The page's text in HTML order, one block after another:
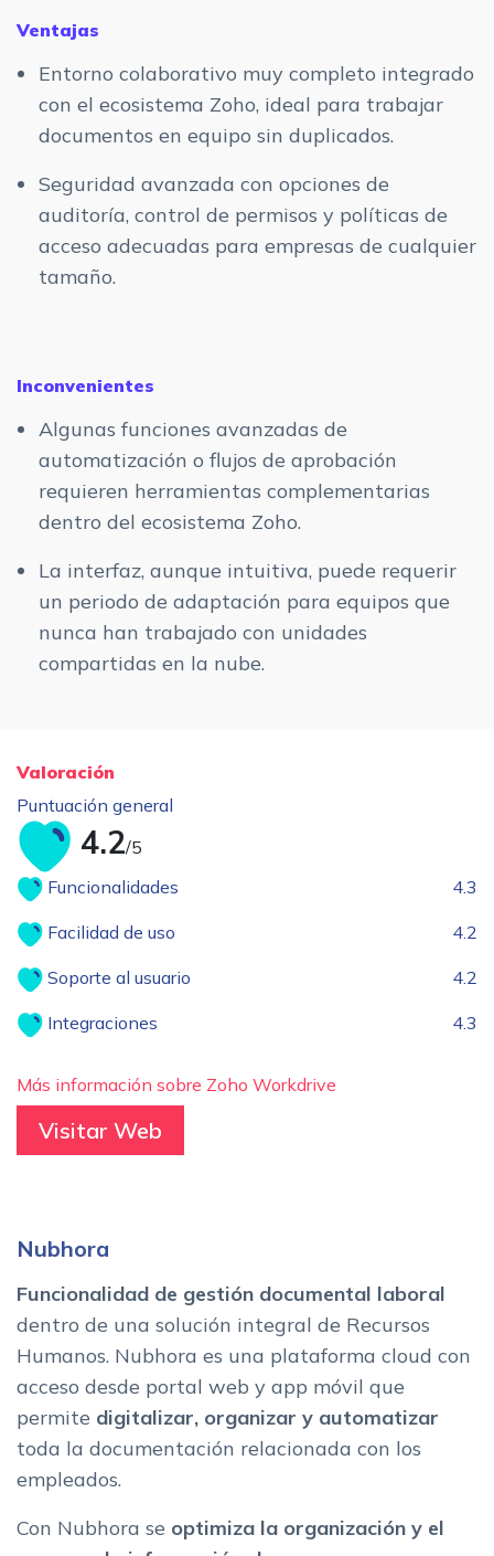
Ventajas
Entorno colaborativo muy completo integrado
con el ecosistema Zoho, ideal para trabajar
documentos en equipo sin duplicados.
Seguridad avanzada con opciones de
auditoría, control de permisos y políticas de
acceso adecuadas para empresas de cualquier
tamaño.
Inconvenientes
Algunas funciones avanzadas de
automatización o flujos de aprobación
requieren herramientas complementarias
dentro del ecosistema Zoho.
La interfaz, aunque intuitiva, puede requerir
un periodo de adaptación para equipos que
nunca han trabajado con unidades
compartidas en la nube.
Valoración
Puntuación general
4.2/5
Funcionalidades
4.3
Facilidad de uso 4.2
Soporte al usuario 4.2
Integraciones 4.3
Más información sobre Zoho Workdrive
Visitar Web
Nubhora
Funcionalidad de gestión documental laboral
dentro de una solución integral de Recursos
Humanos. Nubhora es una plataforma cloud con
acceso desde portal web y app móvil que
permite digitalizar, organizar y automatizar
toda la documentación relacionada con los
empleados.
Con Nubhora se optimiza la organización y el